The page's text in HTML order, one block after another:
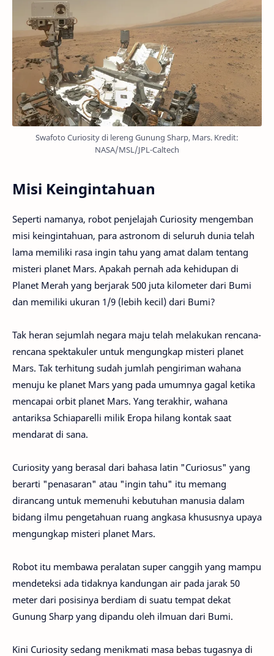
Swafoto Curiosity di lereng Gunung Sharp, Mars. Kredit:
NASA/MSL/JPL-Caltech
Misi Keingintahuan
Seperti namanya, robot penjelajah Curiosity mengemban
misi keingintahuan, para astronom di seluruh dunia telah
lama memiliki rasa ingin tahu yang amat dalam tentang
misteri planet Mars. Apakah pernah ada kehidupan di
Planet Merah yang berjarak 500 juta kilometer dari Bumi
dan memiliki ukuran 1/9 (lebih kecil) dari Bumi?
Tak heran sejumlah negara maju telah melakukan rencana-
rencana spektakuler untuk mengungkap misteri planet
Mars. Tak terhitung sudah jumlah pengiriman wahana
menuju ke planet Mars yang pada umumnya gagal ketika
mencapai orbit planet Mars. Yang terakhir, wahana
antariksa Schiaparelli milik Eropa hilang kontak saat
mendarat di sana.
Curiosity yang berasal dari bahasa latin "Curiosus" yang
berarti "penasaran" atau "ingin tahu" itu memang
dirancang untuk memenuhi kebutuhan manusia dalam
bidang ilmu pengetahuan ruang angkasa khususnya upaya
mengungkap misteri planet Mars.
Robot itu membawa peralatan super canggih yang mampu
mendeteksi ada tidaknya kandungan air pada jarak 50
meter dari posisinya berdiam di suatu tempat dekat
Gunung Sharp yang dipandu oleh ilmuan dari Bumi.
Kini Curiosity sedang menikmati masa bebas tugasnya di